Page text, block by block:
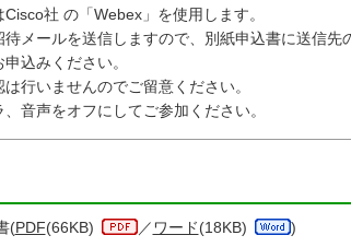
社 の「Webex」を使用します。
メールを送信しますので、別紙申込書に送信先
込みください。
行いませんのでご留意ください。
音声をオフにしてご参加ください。
(PDF(66KB) ／ ワード(18KB) )